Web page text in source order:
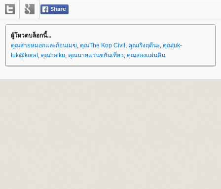
ผู้โหวตบล็อกนี้...
คุณสายหมอกและก้อนเมฆ, คุณThe Kop Civil, คุณเริงฤดีนะ, คุณtuk-
tuk@korat, คุณhaiku, คุณนายแว่นขยันเที่ยว, คุณสองแผ่นดิน